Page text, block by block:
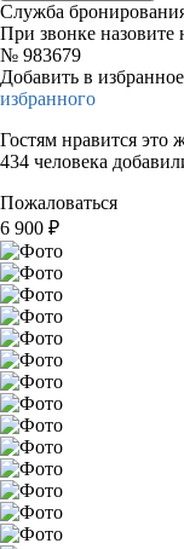
Служба
При звонке назовите
№ 983679
Добавить в избранное
избранного
Гостям нравится это
434 человека
Пожаловаться
6 900 ₽